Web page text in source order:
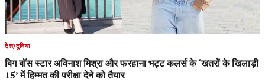
देश/दुनिया
बिग बॉस स्टार अविनाश मिश्रा और फरहाना भट्ट कलर्स के ‘खतरों के खिलाड़ी
15’ में हिम्मत की परीक्षा देने को तैयार